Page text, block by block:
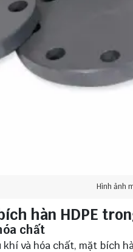
Hình ảnh
hàn HDPE
chất
khí và hóa chất, mặt bích